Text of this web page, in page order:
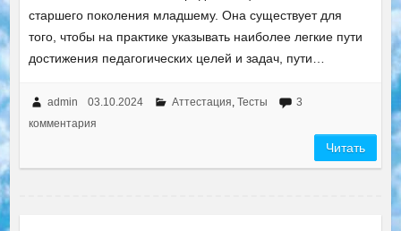
старшего поколения младшему. Она существует для
того, чтобы на практике указывать наиболее легкие пути
достижения педагогических целей и задач, пути…
admin 03.10.2024 Аттестация, Тесты
3
комментария
Читать